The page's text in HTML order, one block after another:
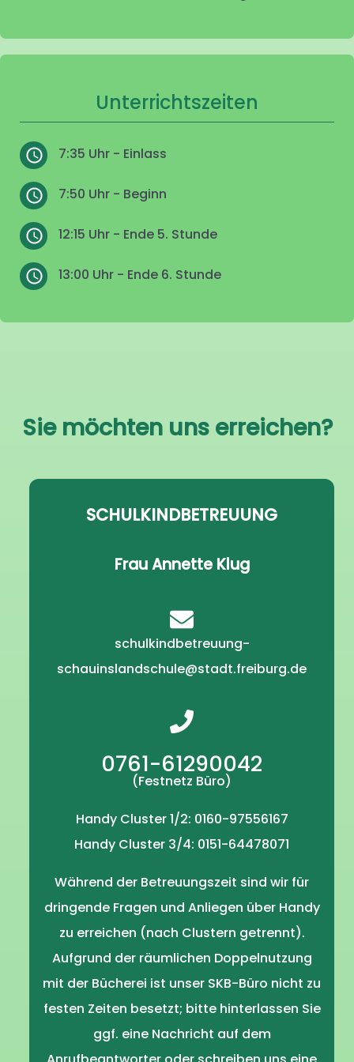
Unterrichtszeiten
7:35 Uhr - Einlass
7:50 Uhr - Beginn
12:15 Uhr - Ende 5. Stunde
13:00 Uhr - Ende 6. Stunde
Sie möchten uns erreichen?
SCHULKINDBETREUUNG
Frau Annette Klug
schulkindbetreuung-
schauinslandschule@stadt.freiburg.de
0761-61290042
(Festnetz Büro)
Handy Cluster 1/2: 0160-97556167
Handy Cluster 3/4: 0151-64478071
Während der Betreuungszeit sind wir für
dringende Fragen und Anliegen über Handy
zu erreichen (nach Clustern getrennt).
Aufgrund der räumlichen Doppelnutzung
mit der Bücherei ist unser SKB-Büro nicht zu
festen Zeiten besetzt; bitte hinterlassen Sie
ggf. eine Nachricht auf dem